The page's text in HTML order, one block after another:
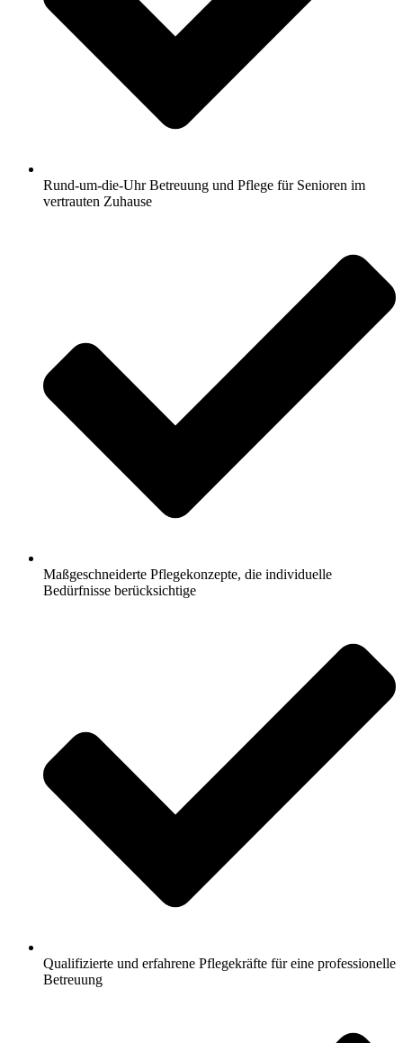
Rund-um-die-Uhr Betreuung und Pflege für Senioren im
vertrauten Zuhause
Maßgeschneiderte Pflegekonzepte, die individuelle
Bedürfnisse berücksichtige
Qualifizierte und erfahrene Pflegekräfte für eine professionelle
Betreuung